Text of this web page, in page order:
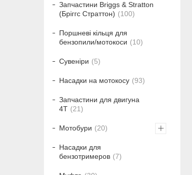
Запчастини Briggs & Stratton
(Бріггс Страттон)
100
Поршневі кільця для
бензопили/мотокоси
10
Сувеніри 5
Насадки на мотокосу 93
Запчастини для двигуна
4T
21
Мотобури 20
Насадки для
бензотримеров
7